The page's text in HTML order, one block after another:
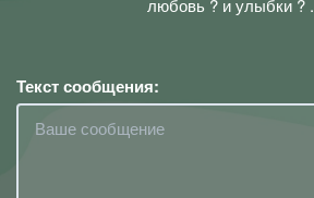
любовь ? и улыбки ? .
Текст сообщения: